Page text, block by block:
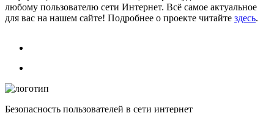
любому пользователю сети Интернет. Всё самое актуальное
для вас на нашем сайте! Подробнее о проекте читайте здесь.
Безопасность пользователей в сети интернет